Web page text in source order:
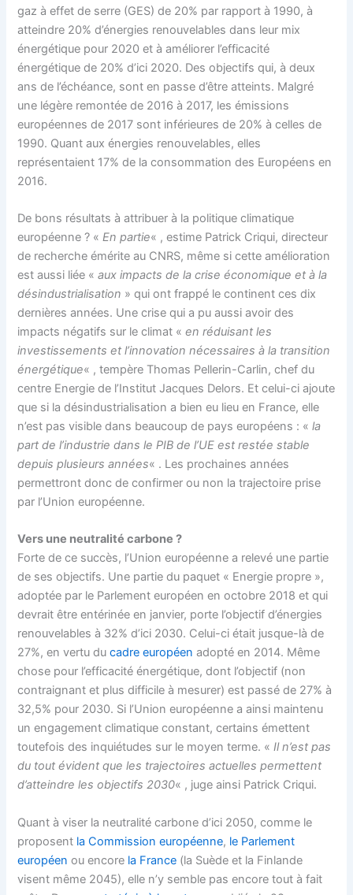
gaz à effet de serre (GES) de 20% par rapport à 1990, à
atteindre 20% d’énergies renouvelables dans leur mix
énergétique pour 2020 et à améliorer l’efficacité
énergétique de 20% d’ici 2020. Des objectifs qui, à deux
ans de l’échéance, sont en passe d’être atteints. Malgré
une légère remontée de 2016 à 2017, les émissions
européennes de 2017 sont inférieures de 20% à celles de
1990. Quant aux énergies renouvelables, elles
représentaient 17% de la consommation des Européens en
2016.
De bons résultats à attribuer à la politique climatique
européenne ? «En partie« , estime Patrick Criqui, directeur
de recherche émérite au CNRS, même si cette amélioration
est aussi liée «aux impacts de la crise économique et à la
désindustrialisation » qui ont frappé le continent ces dix
dernières années. Une crise qui a pu aussi avoir des
impacts négatifs sur le climat «en réduisant les
investissements et l’innovation nécessaires à la transition
énergétique« , tempère Thomas Pellerin-Carlin, chef du
centre Energie de l’Institut Jacques Delors. Et celui-ci ajoute
que si la désindustrialisation a bien eu lieu en France, elle
n’est pas visible dans beaucoup de pays européens : «la
part de l’industrie dans le PIB de l’UE est restée stable
depuis plusieurs années« . Les prochaines années
permettront donc de confirmer ou non la trajectoire prise
par l’Union européenne.
Vers une neutralité carbone ?
Forte de ce succès, l’Union européenne a relevé une partie
de ses objectifs. Une partie du paquet « Energie propre »,
adoptée par le Parlement européen en octobre 2018 et qui
devrait être entérinée en janvier, porte l’objectif d’énergies
renouvelables à 32% d’ici 2030. Celui-ci était jusque-là de
27%, en vertu ducadre européenadopté en 2014. Même
chose pour l’efficacité énergétique, dont l’objectif (non
contraignant et plus difficile à mesurer) est passé de 27% à
32,5% pour 2030. Si l’Union européenne a ainsi maintenu
un engagement climatique constant, certains émettent
toutefois des inquiétudes sur le moyen terme. «Il n’est pas
du tout évident que les trajectoires actuelles permettent
d’atteindre les objectifs 2030« , juge ainsi Patrick Criqui.
Quant à viser la neutralité carbone d’ici 2050, comme le
proposent la Commission européenne, le Parlement
européen ou encore la France (la Suède et la Finlande
visent même 2045), elle n’y semble pas encore tout à fait